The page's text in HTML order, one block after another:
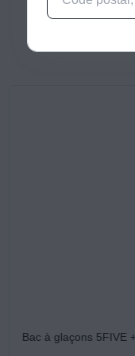
Bac à glaçons 5FIVE +